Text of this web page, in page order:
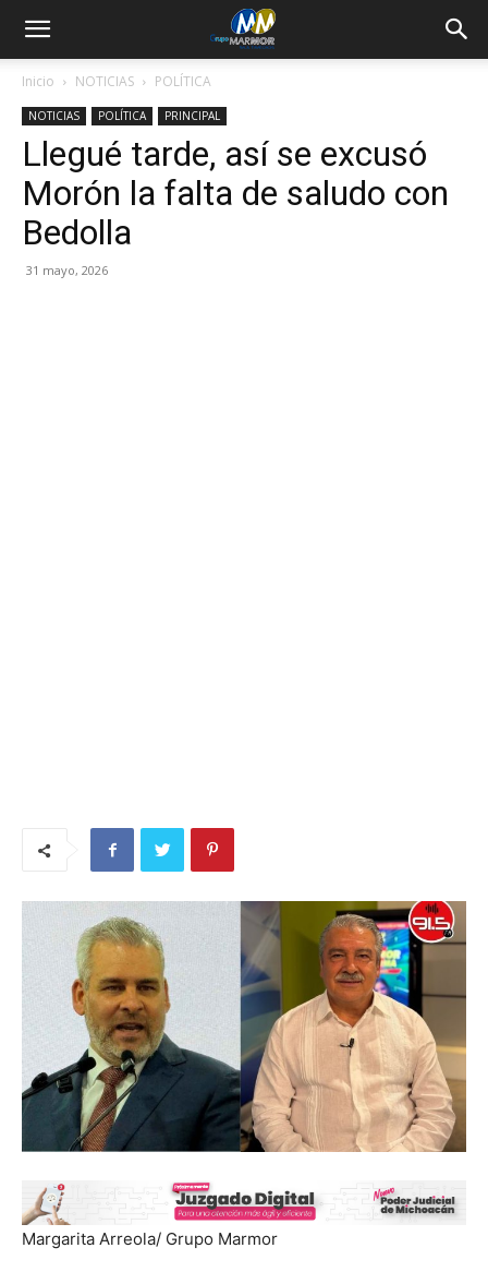
Inicio NOTICIAS POLÍTICA
NOTICIAS POLÍTICA PRINCIPAL
Llegué tarde, así se excusó
Morón la falta de saludo con
Bedolla
31 mayo, 2026
Margarita Arreola/ Grupo Marmor